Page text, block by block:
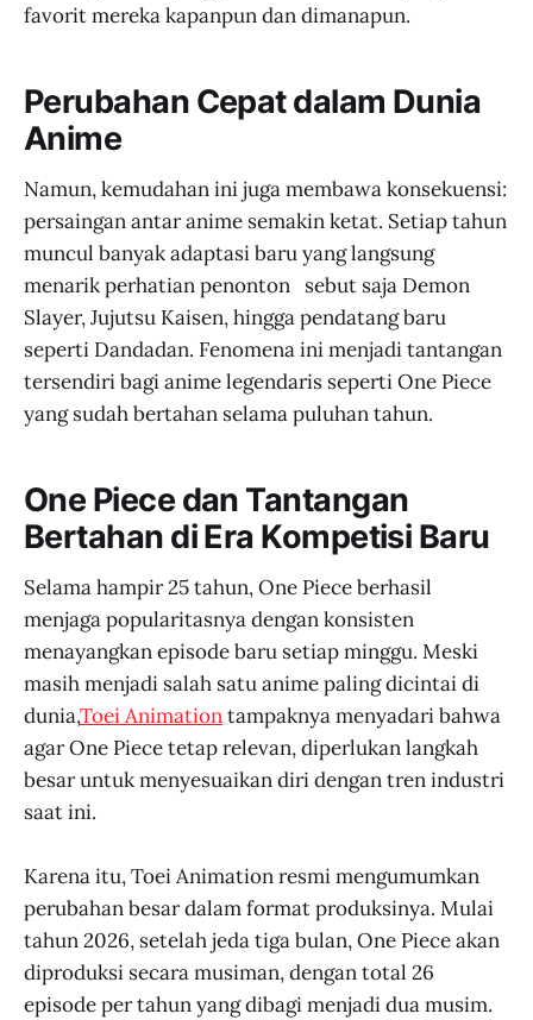
favorit mereka kapanpun dan dimanapun.
Perubahan Cepat dalam Dunia
Anime
Namun, kemudahan ini juga membawa konsekuensi:
persaingan antar anime semakin ketat. Setiap tahun
muncul banyak adaptasi baru yang langsung
menarik perhatian penonton sebut saja Demon
Slayer, Jujutsu Kaisen, hingga pendatang baru
seperti Dandadan. Fenomena ini menjadi tantangan
tersendiri bagi anime legendaris seperti One Piece
yang sudah bertahan selama puluhan tahun.
One Piece dan Tantangan
Bertahan di Era Kompetisi Baru
Selama hampir 25 tahun, One Piece berhasil
menjaga popularitasnya dengan konsisten
menayangkan episode baru setiap minggu. Meski
masih menjadi salah satu anime paling dicintai di
dunia,Toei Animationtampaknya menyadari bahwa
agar One Piece tetap relevan, diperlukan langkah
besar untuk menyesuaikan diri dengan tren industri
saat ini.
Karena itu, Toei Animation resmi mengumumkan
perubahan besar dalam format produksinya. Mulai
tahun 2026, setelah jeda tiga bulan, One Piece akan
diproduksi secara musiman, dengan total 26
episode per tahun yang dibagi menjadi dua musim.